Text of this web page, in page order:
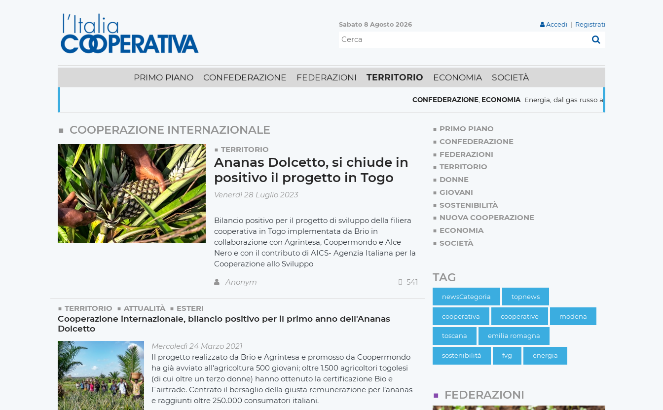
Sabato 8 Agosto 2026 Accedi Registrati
PRIMO PIANO CONFEDERAZIONE FEDERAZIONI TERRITORIO ECONOMIA SOCIETÀ
CONFEDERAZIONE,ECONOMIA Energia, dal gas russo al nucleare italiani
COOPERAZIONE INTERNAZIONALE
TERRITORIO
Ananas Dolcetto, si chiude in
positivo il progetto in Togo
Venerdì 28 Luglio 2023
Bilancio positivo per il progetto di sviluppo della filiera
cooperativa in Togo implementata da Brio in
collaborazione con Agrintesa, Coopermondo e Alce
Nero e con il contributo di AICS- Agenzia Italiana per la
Cooperazione allo Sviluppo
Anonym
541
TERRITORIO ATTUALITÀ ESTERI
Cooperazione internazionale, bilancio positivo per il primo anno dell'Ananas
Dolcetto
Mercoledì 24 Marzo 2021
Il progetto realizzato da Brio e Agrintesa e promosso da Coopermondo
ha già avviato all'agricoltura 500 giovani; oltre 1.500 agricoltori togolesi
(di cui oltre un terzo donne) hanno ottenuto la certificazione Bio e
Fairtrade. Centrato il bersaglio della giusta remunerazione per l’ananas
e raggiunti oltre 250.000 consumatori italiani.
PRIMO PIANO
CONFEDERAZIONE
FEDERAZIONI
TERRITORIO
DONNE
GIOVANI
SOSTENIBILITÀ
NUOVA COOPERAZIONE
ECONOMIA
SOCIETÀ
TAG
newsCategoria topnews
cooperativa cooperative modena
toscana emilia romagna
sostenibilità fvg energia
FEDERAZIONI